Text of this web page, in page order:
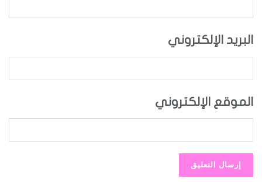
البريد الإلكتروني
الموقع الإلكتروني